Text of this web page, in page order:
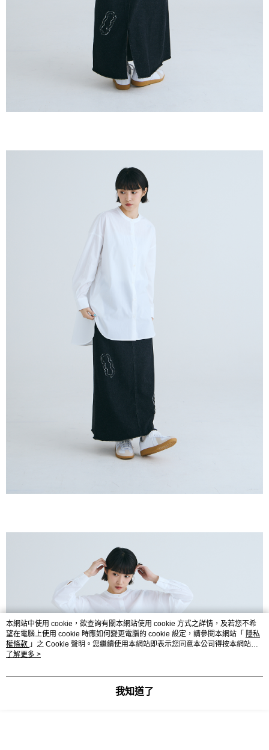
本網站中使用 cookie，欲查詢有關本網站使用 cookie 方式之詳情，及若您不希
望在電腦上使用 cookie 時應如何變更電腦的 cookie 設定，請參閱本網站「 隱私
權條款 」之 Cookie 聲明。您繼續使用本網站即表示您同意本公司得按本網站使
用條款之 Cookie 聲明使用 cookie。
了解更多 >
我知道了